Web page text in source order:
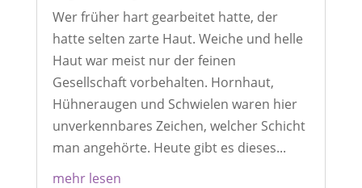
Wer früher hart gearbeitet hatte, der
hatte selten zarte Haut. Weiche und helle
Haut war meist nur der feinen
Gesellschaft vorbehalten. Hornhaut,
Hühneraugen und Schwielen waren hier
unverkennbares Zeichen, welcher Schicht
man angehörte. Heute gibt es dieses...
mehr lesen